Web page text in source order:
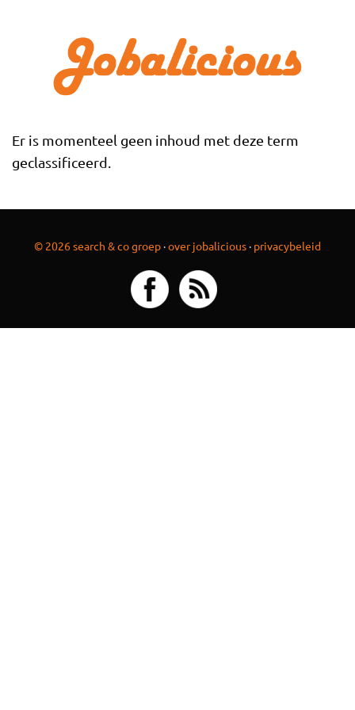
Er is momenteel geen inhoud met deze term
geclassificeerd.
© 2026 search & co groep ·over jobalicious · privacybeleid